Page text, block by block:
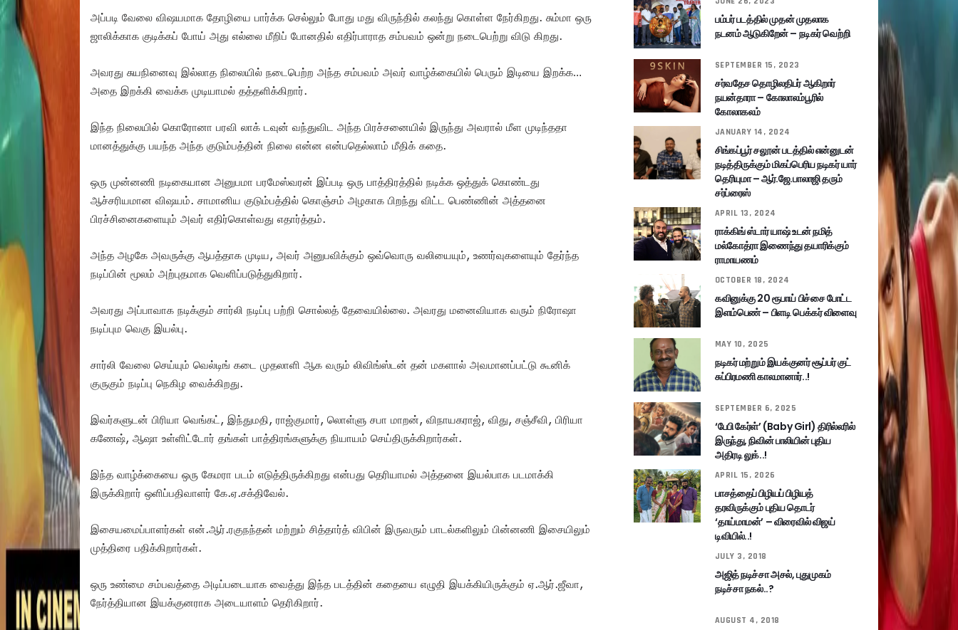
அப்படி வேலை விஷயமாக தோழியை பார்க்க செல்லும் போது மது விருந்தில் கலந்து கொள்ள நேர்கிறது. சும்மா ஒரு
ஜாலிக்காக குடிக்கப் போய் அது எல்லை மீறிப் போனதில் எதிர்பாராத சம்பவம் ஒன்று நடைபெற்று விடு கிறது.
அவரது சுயநினைவு இல்லாத நிலையில் நடைபெற்ற அந்த சம்பவம் அவர் வாழ்க்கையில் பெரும் இடியை இறக்க…
அதை இறக்கி வைக்க முடியாமல் தத்தளிக்கிறார்.
இந்த நிலையில் கொரோனா பரவி லாக் டவுன் வந்துவிட அந்த பிரச்சனையில் இருந்து அவரால் மீள முடிந்ததா
மானத்துக்கு பயந்த அந்த குடும்பத்தின் நிலை என்ன என்பதெல்லாம் மீதிக் கதை.
ஒரு முன்னணி நடிகையான அனுபமா பரமேஸ்வரன் இப்படி ஒரு பாத்திரத்தில் நடிக்க ஒத்துக் கொண்டது
ஆச்சரியமான விஷயம். சாமானிய குடும்பத்தில் கொஞ்சம் அழகாக பிறந்து விட்ட பெண்ணின் அத்தனை
பிரச்சினைகளையும் அவர் எதிர்கொள்வது எதார்த்தம்.
அந்த அழகே அவருக்கு ஆபத்தாக முடிய, அவர் அனுபவிக்கும் ஒவ்வொரு வலியையும், உணர்வுகளையும் தேர்ந்த
நடிப்பின் மூலம் அற்புதமாக வெளிப்படுத்துகிறார்.
அவரது அப்பாவாக நடிக்கும் சார்லி நடிப்பு பற்றி சொல்லத் தேவையில்லை. அவரது மனைவியாக வரும் நிரோஷா
நடிப்பும வெகு இயல்பு.
சார்லி வேலை செய்யும் வெல்டிங் கடை முதலாளி ஆக வரும் லிவிங்ஸ்டன் தன் மகளால் அவமானப்பட்டு கூனிக்
குருகும் நடிப்பு நெகிழ வைக்கிறது.
இவர்களுடன் பிரியா வெங்கட், இந்துமதி, ராஜ்குமார், லொள்ளு சபா மாறன், விநாயகராஜ், விது, சஞ்சீவி, பிரியா
கணேஷ், ஆஷா உள்ளிட்டோர் தங்கள் பாத்திரங்களுக்கு நியாயம் செய்திருக்கிறார்கள்.
இந்த வாழ்க்கையை ஒரு கேமரா படம் எடுத்திருக்கிறது என்பது தெரியாமல் அத்தனை இயல்பாக படமாக்கி
இருக்கிறார் ஒளிப்பதிவாளர் கே.ஏ.சக்திவேல்.
இசையமைப்பாளர்கள் என்.ஆர்.ரகுநந்தன் மற்றும் சித்தார்த் விபின் இருவரும் பாடல்களிலும் பின்னணி இசையிலும்
முத்திரை பதிக்கிறார்கள்.
ஒரு உண்மை சம்பவத்தை அடிப்படையாக வைத்து இந்த படத்தின் கதையை எழுதி இயக்கியிருக்கும் ஏ.ஆர்.ஜீவா,
நேர்த்தியான இயக்குனராக அடையாளம் தெரிகிறார்.
பம்பர் படத்தில் முதன் முதலாக
நடனம் ஆடுகிறேன் – நடிகர் வெற்றி
SEPTEMBER 15, 2023
சர்வதேச தொழிலதிபர் ஆகிறார்
நயன்தாரா – கோலாலம்பூரில்
கோலாகலம்
JANUARY 14, 2024
சிங்கப்பூர் சலூன் படத்தில் என்னுடன்
நடித்திருக்கும் மிகப்பெரிய நடிகர் யார்
தெரியுமா – ஆர்.ஜே.பாலாஜி தரும்
சர்ப்ரைஸ்
APRIL 13, 2024
ராக்கிங் ஸ்டார் யாஷ் உடன் நமித்
மல்கோத்ரா இணைந்து தயாரிக்கும்
ராமாயணம்
OCTOBER 18, 2024
கவினுக்கு 20 ரூபாய் பிச்சை போட்ட
இளம்பெண் – பிளடி பெக்கர் விளைவு
MAY 10, 2025
நடிகர் மற்றும் இயக்குனர் சூப்பர் குட்
சுப்பிரமணி காலமானார்..!
SEPTEMBER 6, 2025
‘பேபி கேர்ள்’ (Baby Girl) திரில்லரில்
இருந்து, நிவின் பாலியின் புதிய
அதிரடி லுக்..!
APRIL 15, 2026
பாசத்தைப் பிழியப் பிழியத்
தரவிருக்கும் புதிய தொடர்
‘தாய்மாமன்’ – விரைவில் விஜய்
டிவியில்..!
JULY 3, 2018
அஜித் நடிச்சா அசல், புதுமுகம்
நடிச்சா நகல்..?
AUGUST 4, 2018